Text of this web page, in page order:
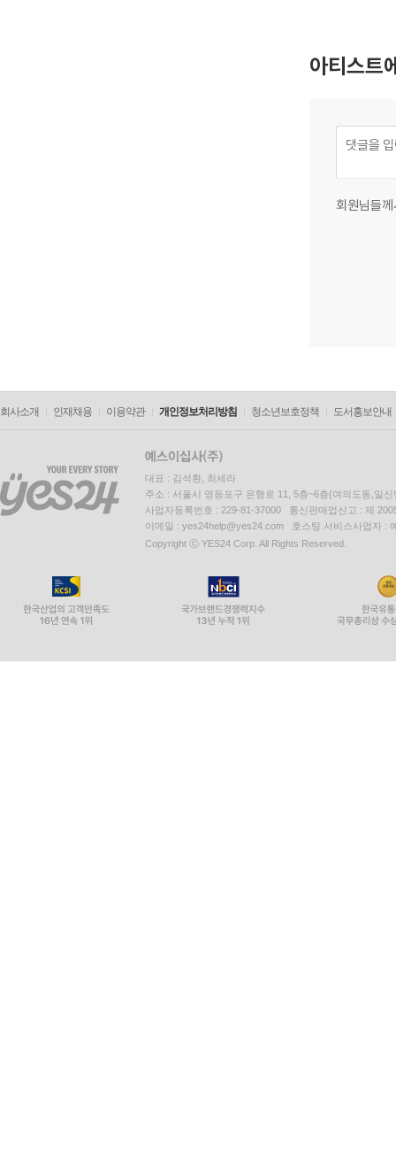
아티스트
회원님들
회사소개 인재채용 이용약관 개인정보처리방침 청소년보호정책 도서홍보안내
대표 : 김석환, 최세라
주소 : 서울시 영등포구 은행로 11, 5층~6층(여의도동,일신
사업자등록번호 : 229-81-37000 통신판매업신고 : 제
이메일 : yes24help@yes24.com 호스팅 서비스사업자 :
Copyright ⓒ YES24 Corp. All Rights Reserved.